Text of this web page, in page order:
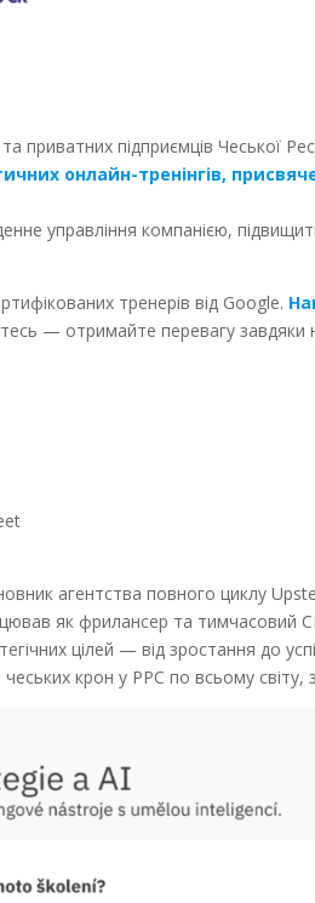
приватних підприємців Чеської
онлайн-тренінгів,
управління компанією,
тренерів від Google.
— отримайте перевагу завдяки
агентства повного циклу
як фрилансер та тимчасовий
цілей — від зростання до
чеських крон у PPC по всьому